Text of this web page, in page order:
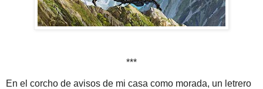
***
En el corcho de avisos de mi casa como morada, un letrero